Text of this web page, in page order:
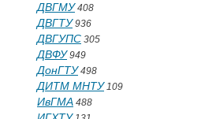
ДВГМУ408
ДВГТУ936
ДВГУПС 305
ДВФУ949
ДонГТУ498
ДИТМ МНТУ109
ИвГМА 488